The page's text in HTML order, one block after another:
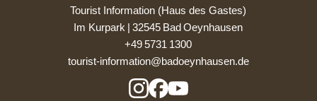
Tourist Information (Haus des Gastes)
Im Kurpark | 32545 Bad Oeynhausen
+49 5731 1300
tourist-information@badoeynhausen.de